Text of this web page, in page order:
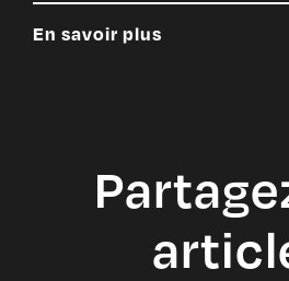
En savoir plus